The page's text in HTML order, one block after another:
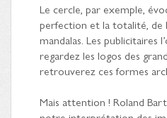
Le cercle, par exemple,
perfection et la totalité, de
mandalas. Les publicitaires
regardez les logos des
retrouverez ces formes
Mais attention ! Roland